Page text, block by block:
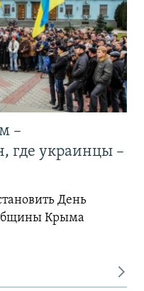
–
где украинцы –
День
Крыма